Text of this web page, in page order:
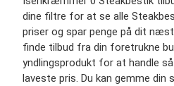
dine filtre for at se alle
priser og spar penge på dit
finde tilbud fra din foretrukne
yndlingsprodukt for at handle
laveste pris. Du kan gemme din